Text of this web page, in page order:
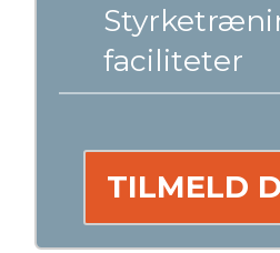
faciliteter
TILMELD